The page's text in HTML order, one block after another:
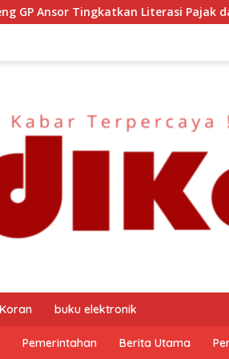
dan Kepatuhan UMKM
buku elektronik
Pemerintahan Berita Utama